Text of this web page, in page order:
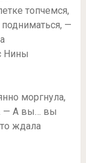
топчемся,
—
Нины
моргнула,
— А вы… вы
ждала